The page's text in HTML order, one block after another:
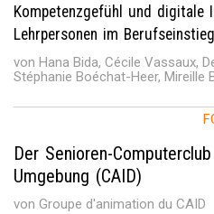
Kompetenzgefühl und digitale
Lehrpersonen im Berufseinstieg
von Hana Bida, Cécile Vassaux,
Stéphanie Boéchat-Heer, Mireille
Der Senioren-
Umgebung (CAID)
von Groupe d'animation du CAID